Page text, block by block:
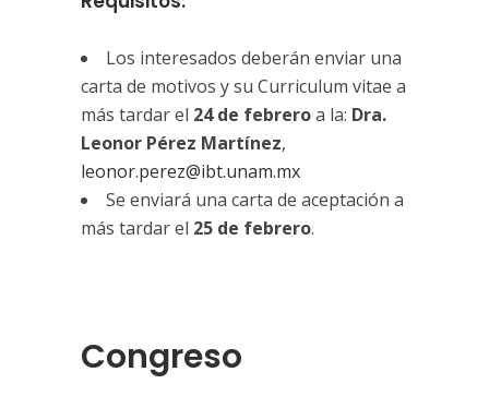
Los interesados deberán enviar una
carta de motivos y su Curriculum vitae a
más tardar el 24 de febreroa la: Dra.
Leonor Pérez Martínez,
leonor.perez@ibt.unam.mx
Se enviará una carta de aceptación a
más tardar el 25 de febrero.
Congreso